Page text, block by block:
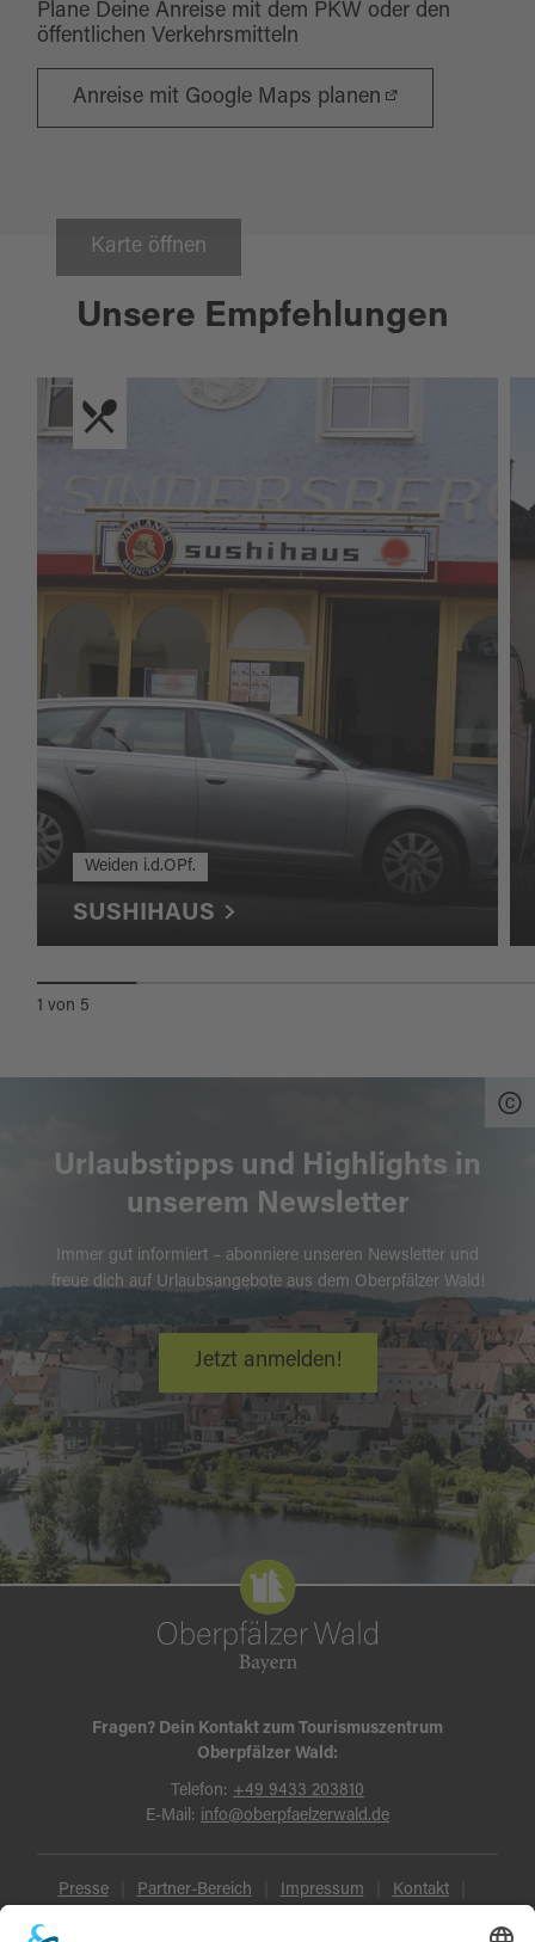
Karte öffnen
Plane Deine Anreise mit dem PKW oder den
öffentlichen Verkehrsmitteln
Anreise mit Google Maps planen
Unsere Empfehlungen
Weiden i.d.OPf.
SUSHIHAUS
1 von 5
Urlaubstipps und Highlights in
unserem Newsletter
Immer gut informiert – abonniere unseren Newsletter und
freue dich auf Urlaubsangebote aus dem Oberpfälzer Wald!
Jetzt anmelden!
Fragen? Dein Kontakt zum Tourismuszentrum
Oberpfälzer Wald:
Telefon: +49 9433 203810
E-Mail: info@oberpfaelzerwald.de
Presse Partner-Bereich Impressum Kontakt
Datenschutz